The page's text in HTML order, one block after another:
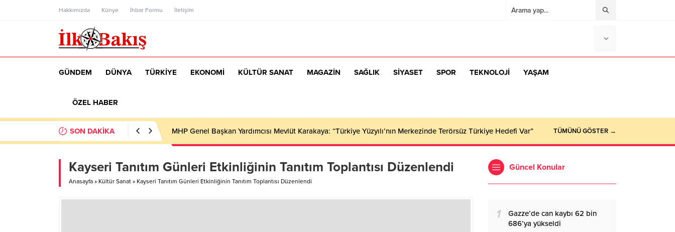
Hakkımızda Künye İhbar Formu İletişim
GÜNDEM DÜNYA TÜRKİYE EKONOMİ KÜLTÜR SANAT MAGAZİN SAĞLIK SİYASET SPOR TEKNOLOJİ YAŞAM
ÖZEL HABER
SON DAKİKA MHP Genel Başkan Yardımcısı Mevlüt Karakaya: “Türkiye Yüzyılı’nın Merkezinde Terörsüz Türkiye Hedefi Var” TÜMÜNÜ GÖSTER →
Kayseri Tanıtım Günleri Etkinliğinin Tanıtım Toplantısı Düzenlendi
Anasayfa » Kültür Sanat » Kayseri Tanıtım Günleri Etkinliğinin Tanıtım Toplantısı Düzenlendi
Güncel Konular
1
Gazze’de can kaybı 62 bin
686’ya yükseldi